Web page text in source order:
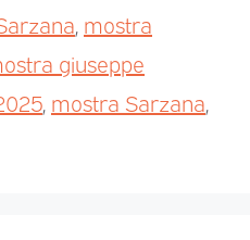
mostra
giuseppe
mostra Sarzana